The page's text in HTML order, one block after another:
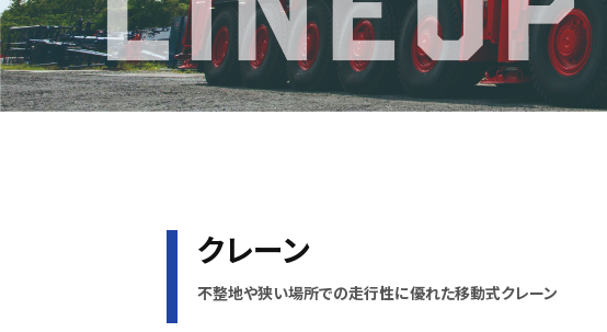
クレーン
不整地や狭い場所での走行性に優れた移動式クレーン